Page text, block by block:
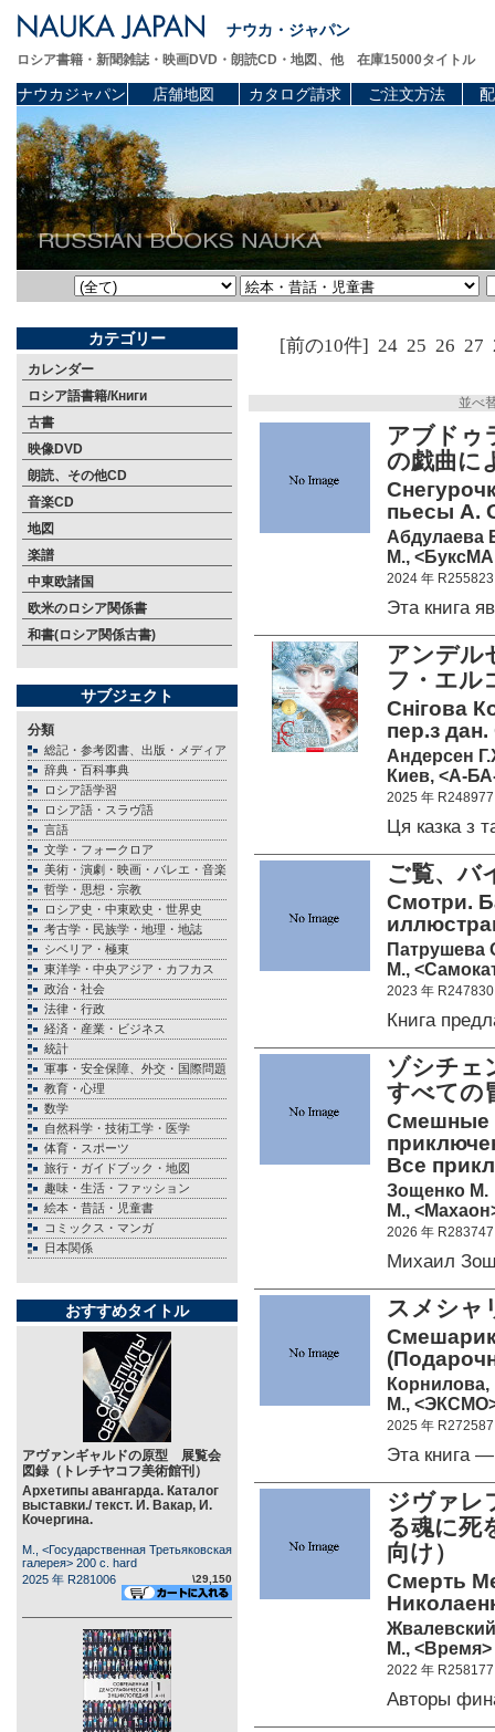
ナウカ・ジャパン
ロシア書籍・新聞雑誌・映画DVD・朗読CD・地図、他 在庫15000タイトル
ナウカジャパン 店舗地図 カタログ請求 ご注文方法
カテゴリー
カレンダー
ロシア語書籍/Книги
古書
映像DVD
朗読、その他CD
音楽CD
地図
楽譜
中東欧諸国
欧米のロシア関係書
和書(ロシア関係古書)
サブジェクト
分類
総記・参考図書、出版・メディア
辞典・百科事典
ロシア語学習
ロシア語・スラヴ語
言語
文学・フォークロア
美術・演劇・映画・バレエ・音楽
哲学・思想・宗教
ロシア史・中東欧史・世界史
考古学・民族学・地理・地誌
シベリア・極東
東洋学・中央アジア・カフカス
政治・社会
法律・行政
経済・産業・ビジネス
統計
軍事・安全保障、外交・国際問題
教育・心理
数学
自然科学・技術工学・医学
体育・スポーツ
旅行・ガイドブック・地図
趣味・生活・ファッション
絵本・昔話・児童書
コミックス・マンガ
日本関係
おすすめタイトル
アヴァンギャルドの原型 展覧会
図録（トレチヤコフ美術館刊）
Архетипы авангарда. Каталог
выставки./ текст. И. Вакар, И.
Кочергина.
М., <Государственная Третьяковская
галерея> 200 c. hard
2025 年 R281006
\29,150
[前の10件] 24 25 26 27
並べ
アブド
の戯曲に
пьесы А.
Абдулаева
М.,
2024 年 R255823
Эта книга
アンデ
フ・エ
Снiгова
пер.з
Андерсен
Киев, <А-
2025 年 R248977
Ця казка з
ご覧、
Смотри.
Патрушева
М.,
2023 年 R247830
Книга
ゾシチ
すべて
Смешные
Все
Зощенко М.
М.,
2026 年 R283747
Михаил
スメシ
М.,
2025 年 R272587
Эта книга
ジヴァレ
る魂に死
向け）
Смерть
М., <Время>
2022 年 R258177
Авторы